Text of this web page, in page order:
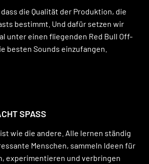
die Qualität der Produktion, die
bestimmt. Und dafür setzen wir
unter einen fliegenden Red Bull Off-
besten Sounds einzufangen.
SPASS
wie die andere. Alle lernen ständig
Menschen, sammeln Ideen für
experimentieren und verbringen